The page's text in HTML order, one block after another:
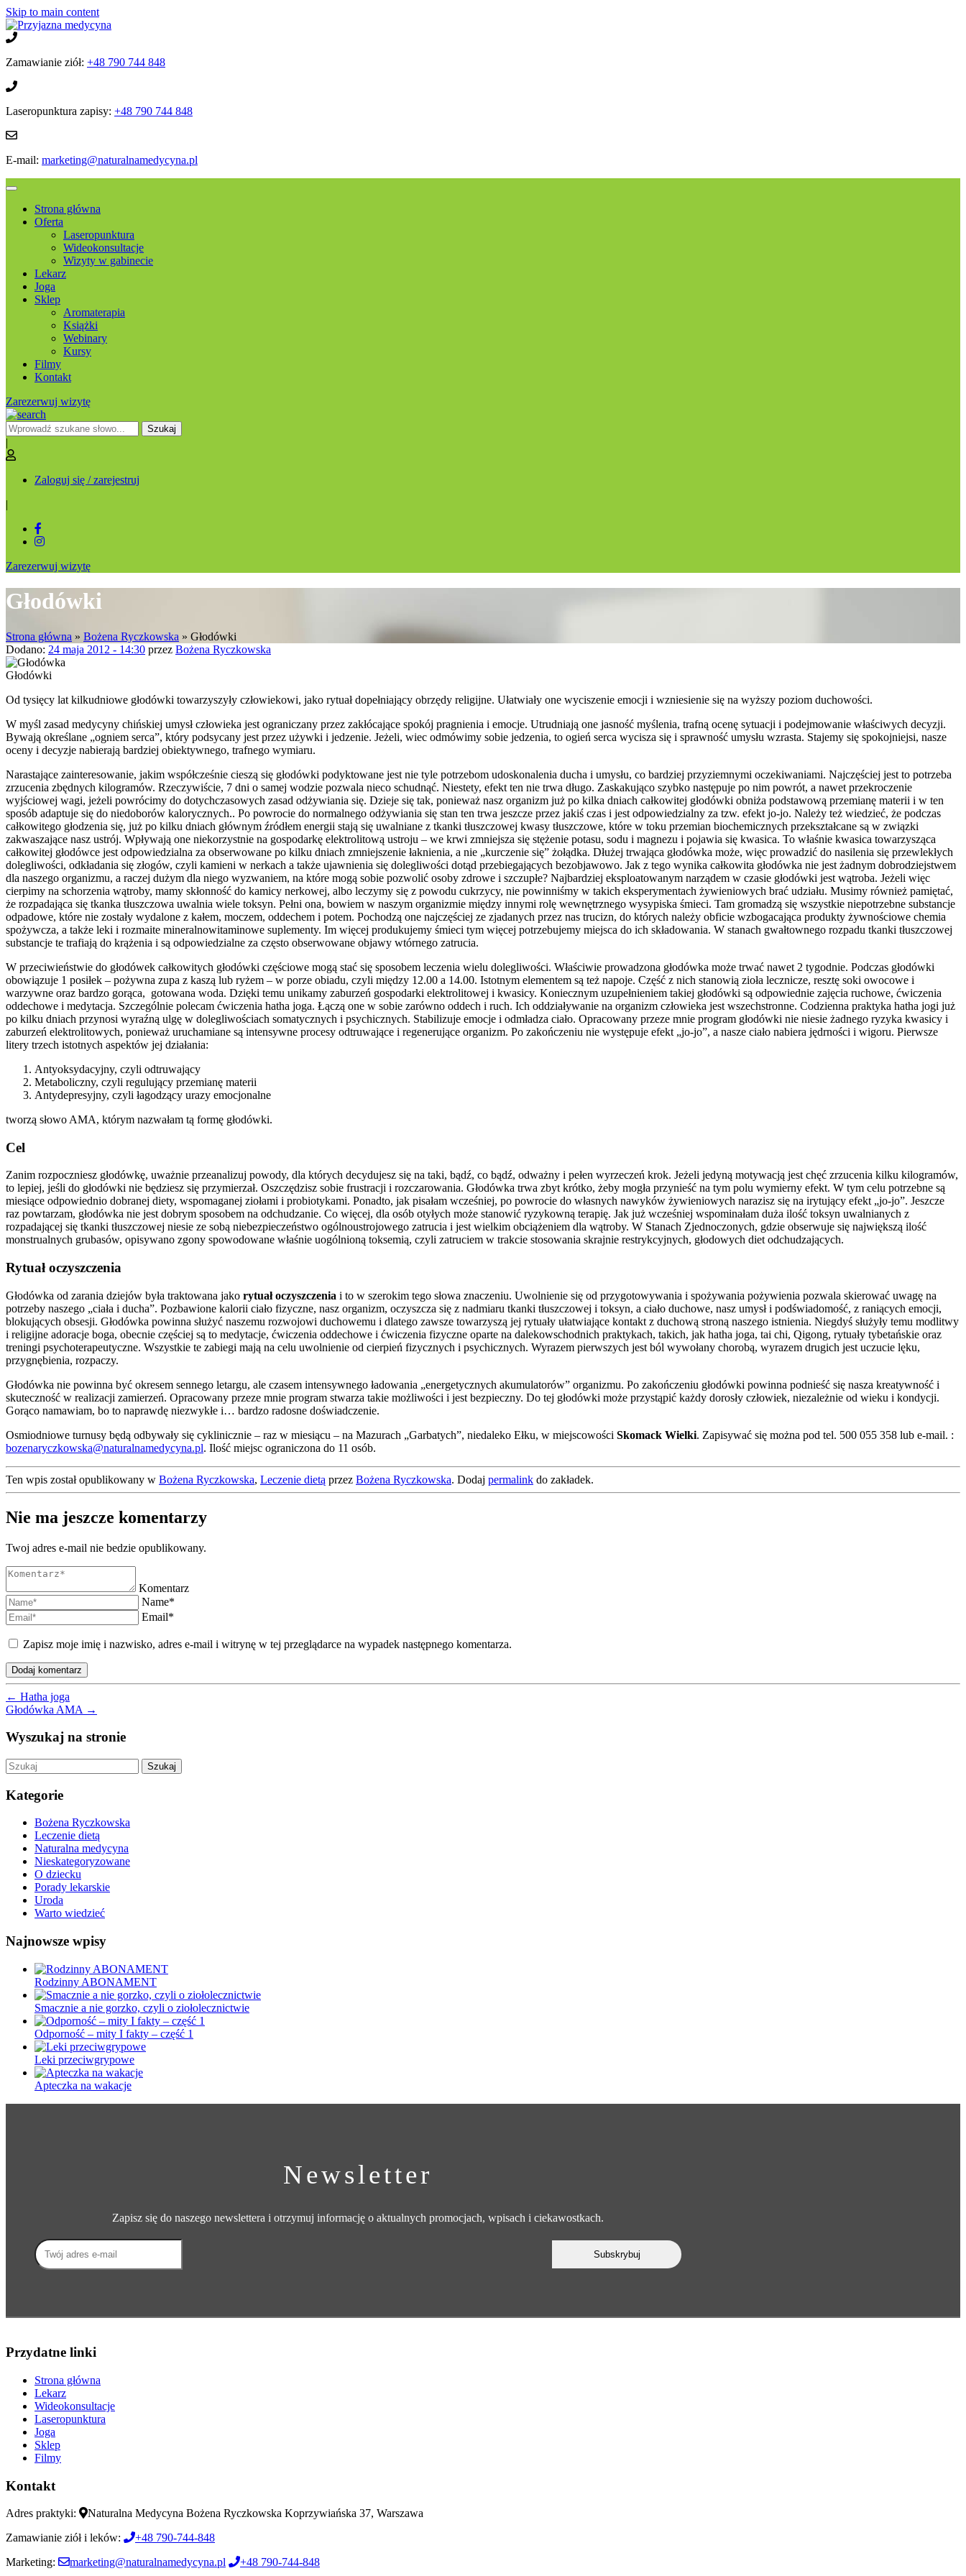
Skip to main content
Zamawianie ziół: +48 790 744 848
Laseropunktura zapisy: +48 790 744 848
E-mail: marketing@naturalnamedycyna.pl
Strona główna
Oferta
Laseropunktura
Wideokonsultacje
Wizyty w gabinecie
Lekarz
Joga
Sklep
Aromaterapia
Książki
Webinary
Kursy
Filmy
Kontakt
Zarezerwuj wizytę
Szukaj
|
Zaloguj się / zarejestruj
|
Zarezerwuj wizytę
Głodówki
Strona główna » Bożena Ryczkowska » Głodówki
Dodano: 24 maja 2012 - 14:30 przez Bożena Ryczkowska
Głodówki
Od tysięcy lat kilkudniowe głodówki towarzyszyły człowiekowi, jako rytuałdopełniający obrzędy religijne. Ułatwiały one wyciszenie emocji i wzniesienie się na wyższy poziom duchowości.
W myśl zasad medycyny chińskiej umysł człowieka jest ograniczany przez zakłócające spokój pragnienia i emocje. Utrudniają one jasność myślenia, trafną ocenę sytuacji i podejmowanie właściwych decyzji.
Bywają określane „ogniem serca”, który podsycany jest przez używki i jedzenie. Jeżeli, wiec odmówimy sobie jedzenia, to ogień serca wycisza się i sprawność umysłu wzrasta. Stajemy się spokojniejsi, nasze
oceny i decyzje nabierają bardziej obiektywnego, trafnego wymiaru.
Narastające zainteresowanie, jakim współcześnie cieszą się głodówki podyktowane jest nie tyle potrzebom udoskonalenia ducha i umysłu, co bardziej przyziemnymi oczekiwaniami. Najczęściej jest to potrzeba
zrzucenia zbędnych kilogramów. Rzeczywiście, 7 dni o samej wodzie pozwala nieco schudnąć. Niestety, efekt ten nie trwa długo. Zaskakująco szybko następuje po nim powrót, a nawet przekroczenie
wyjściowej wagi, jeżeli powrócimy do dotychczasowych zasad odżywiania się. Dzieje się tak, ponieważ nasz organizm już po kilka dniach całkowitej głodówki obniża podstawową przemianę materii i w ten
sposób adaptuje się do niedoborów kalorycznych.. Po powrocie do normalnego odżywiania się stan ten trwa jeszcze przez jakiś czas i jest odpowiedzialny za tzw. efekt jo-jo. Należy też wiedzieć, że podczas
całkowitego głodzenia się, już po kilku dniach głównym źródłem energii stają się uwalniane z tkanki tłuszczowej kwasy tłuszczowe, które w toku przemian biochemicznych przekształcane są w związki
zakwaszające nasz ustrój. Wpływają one niekorzystnie na gospodarkę elektrolitową ustroju – we krwi zmniejsza się stężenie potasu, sodu i magnezu i pojawia się kwasica. To właśnie kwasica towarzysząca
całkowitej głodówce jest odpowiedzialna za obserwowane po kilku dniach zmniejszenie łaknienia, a nie „kurczenie się” żołądka. Dłużej trwająca głodówka może, więc prowadzić do nasilenia się przewlekłych
dolegliwości, odkładania się złogów, czyli kamieni w nerkach a także ujawnienia się dolegliwości dotąd przebiegających bezobjawowo. Jak z tego wynika całkowita głodówka nie jest żadnym dobrodziejstwem
dla naszego organizmu, a raczej dużym dla niego wyzwaniem, na które mogą sobie pozwolić osoby zdrowe i szczupłe? Najbardziej eksploatowanym narządem w czasie głodówki jest wątroba. Jeżeli więc
cierpimy na schorzenia wątroby, mamy skłonność do kamicy nerkowej, albo leczymy się z powodu cukrzycy, nie powinniśmy w takich eksperymentach żywieniowych brać udziału. Musimy również pamiętać,
że rozpadająca się tkanka tłuszczowa uwalnia wiele toksyn. Pełni ona, bowiem w naszym organizmie między innymi rolę wewnętrznego wysypiska śmieci. Tam gromadzą się wszystkie niepotrzebne substancje
odpadowe, które nie zostały wydalone z kałem, moczem, oddechem i potem. Pochodzą one najczęściej ze zjadanych przez nas trucizn, do których należy obficie wzbogacająca produkty żywnościowe chemia
spożywcza, a także leki i rozmaite mineralnowitaminowe suplementy. Im więcej produkujemy śmieci tym więcej potrzebujemy miejsca do ich składowania. W stanach gwałtownego rozpadu tkanki tłuszczowej
substancje te trafiają do krążenia i są odpowiedzialne za często obserwowane objawy wtórnego zatrucia.
W przeciwieństwie do głodówek całkowitych głodówki częściowe mogą stać się sposobem leczenia wielu dolegliwości. Właściwie prowadzona głodówka może trwać nawet 2 tygodnie. Podczas głodówki
obowiązuje 1 posiłek – pożywna zupa z kaszą lub ryżem – w porze obiadu, czyli między 12.00 a 14.00. Istotnym elementem są też napoje. Część z nich stanowią zioła lecznicze, resztę soki owocowe i
warzywne oraz bardzo gorąca, gotowana woda. Dzięki temu unikamy zaburzeń gospodarki elektrolitowej i kwasicy. Koniecznym uzupełnieniem takiej głodówki są odpowiednie zajęcia ruchowe, ćwiczenia
oddechowe i medytacja. Szczególnie polecam ćwiczenia hatha joga. Łączą one w sobie zarówno oddech i ruch. Ich oddziaływanie na organizm człowieka jest wszechstronne. Codzienna praktyka hatha jogi już
po kilku dniach przynosi wyraźną ulgę w dolegliwościach somatycznych i psychicznych. Stabilizuje emocje i odmładza ciało. Opracowany przeze mnie program głodówki nie niesie żadnego ryzyka kwasicy i
zaburzeń elektrolitowych, ponieważ uruchamiane są intensywne procesy odtruwające i regenerujące organizm. Po zakończeniu nie występuje efekt „jo-jo”, a nasze ciało nabiera jędrności i wigoru. Pierwsze
litery trzech istotnych aspektów jej działania:
Antyoksydacyjny, czyli odtruwający
Metaboliczny, czyli regulujący przemianę materii
Antydepresyjny, czyli łagodzący urazy emocjonalne
tworzą słowo AMA, którym nazwałam tą formę głodówki.
Cel
Zanim rozpoczniesz głodówkę, uważnie przeanalizuj powody, dla których decydujesz się na taki, bądź, co bądź, odważny i pełen wyrzeczeń krok. Jeżeli jedyną motywacją jest chęć zrzucenia kilku kilogramów,
to lepiej, jeśli do głodówki nie będziesz się przymierzał. Oszczędzisz sobie frustracji i rozczarowania. Głodówka trwa zbyt krótko, żeby mogła przynieść na tym polu wymierny efekt. W tym celu potrzebne są
miesiące odpowiednio dobranej diety, wspomaganej ziołami i probiotykami. Ponadto, jak pisałam wcześniej, po powrocie do własnych nawyków żywieniowych narazisz się na irytujący efekt „jo-jo”. Jeszcze
raz powtarzam, głodówka nie jest dobrym sposobem na odchudzanie. Co więcej, dla osób otyłych może stanowić ryzykowną terapię. Jak już wcześniej wspominałam duża ilość toksyn uwalnianych z
rozpadającej się tkanki tłuszczowej niesie ze sobą niebezpieczeństwo ogólnoustrojowego zatrucia i jest wielkim obciążeniem dla wątroby. W Stanach Zjednoczonych, gdzie obserwuje się największą ilość
monstrualnych grubasów, opisywano zgony spowodowane właśnie uogólnioną toksemią, czyli zatruciem w trakcie stosowania skrajnie restrykcyjnych, głodowych diet odchudzających.
Rytuał oczyszczenia
Głodówka od zarania dziejów była traktowana jako rytuał oczyszczenia i to w szerokim tego słowa znaczeniu. Uwolnienie się od przygotowywania i spożywania pożywienia pozwala skierować uwagę na
potrzeby naszego „ciała i ducha”. Pozbawione kalorii ciało fizyczne, nasz organizm, oczyszcza się z nadmiaru tkanki tłuszczowej i toksyn, a ciało duchowe, nasz umysł i podświadomość, z raniących emocji,
blokujących obsesji. Głodówka powinna służyć naszemu rozwojowi duchowemu i dlatego zawsze towarzyszą jej rytuały ułatwiające kontakt z duchową stroną naszego istnienia. Niegdyś służyły temu modlitwy
i religijne adoracje boga, obecnie częściej są to medytacje, ćwiczenia oddechowe i ćwiczenia fizyczne oparte na dalekowschodnich praktykach, takich, jak hatha joga, tai chi, Qigong, rytuały tybetańskie oraz
treningi psychoterapeutyczne. Wszystkie te zabiegi mają na celu uwolnienie od cierpień fizycznych i psychicznych. Wyrazem pierwszych jest ból wywołany chorobą, wyrazem drugich jest uczucie lęku,
przygnębienia, rozpaczy.
Głodówka nie powinna być okresem sennego letargu, ale czasem intensywnego ładowania „energetycznych akumulatorów” organizmu. Po zakończeniu głodówki powinna podnieść się nasza kreatywność i
skuteczność w realizacji zamierzeń. Opracowany przeze mnie program stwarza takie możliwości i jest bezpieczny. Do tej głodówki może przystąpić każdy dorosły człowiek, niezależnie od wieku i kondycji.
Gorąco namawiam, bo to naprawdę niezwykłe i… bardzo radosne doświadczenie.
Osmiodniowe turnusy będą odbywały się cyklinicznie – raz w miesiącu – na Mazurach „Garbatych”, niedaleko Ełku, w miejscowości Skomack Wielki. Zapisywać się można pod tel. 500 055 358 lub e-mail. :
bozenaryczkowska@naturalnamedycyna.pl. Ilość miejsc ograniczona do 11 osób.
Ten wpis został opublikowany w Bożena Ryczkowska, Leczenie dietą przez Bożena Ryczkowska. Dodaj permalink do zakładek.
Nie ma jeszcze komentarzy
Twoj adres e-mail nie bedzie opublikowany.
Komentarz
Name*
Email*
Zapisz moje imię i nazwisko, adres e-mail i witrynę w tej przeglądarce na wypadek następnego komentarza.
← Hatha joga
Głodówka AMA →
Wyszukaj na stronie
Szukaj
Kategorie
Bożena Ryczkowska
Leczenie dietą
Naturalna medycyna
Nieskategoryzowane
O dziecku
Porady lekarskie
Uroda
Warto wiedzieć
Najnowsze wpisy
Rodzinny ABONAMENT
Smacznie a nie gorzko, czyli o ziołolecznictwie
Odporność – mity I fakty – część 1
Leki przeciwgrypowe
Apteczka na wakacje
Newsletter
Zapisz się do naszego newslettera i otrzymuj informację o aktualnych promocjach, wpisach i ciekawostkach.
Przydatne linki
Strona główna
Lekarz
Wideokonsultacje
Laseropunktura
Joga
Sklep
Filmy
Kontakt
Adres praktyki:
Naturalna Medycyna Bożena Ryczkowska Koprzywiańska 37, Warszawa
Zamawianie ziół i leków:
+48 790-744-848
Marketing:
marketing@naturalnamedycyna.pl +48 790-744-848